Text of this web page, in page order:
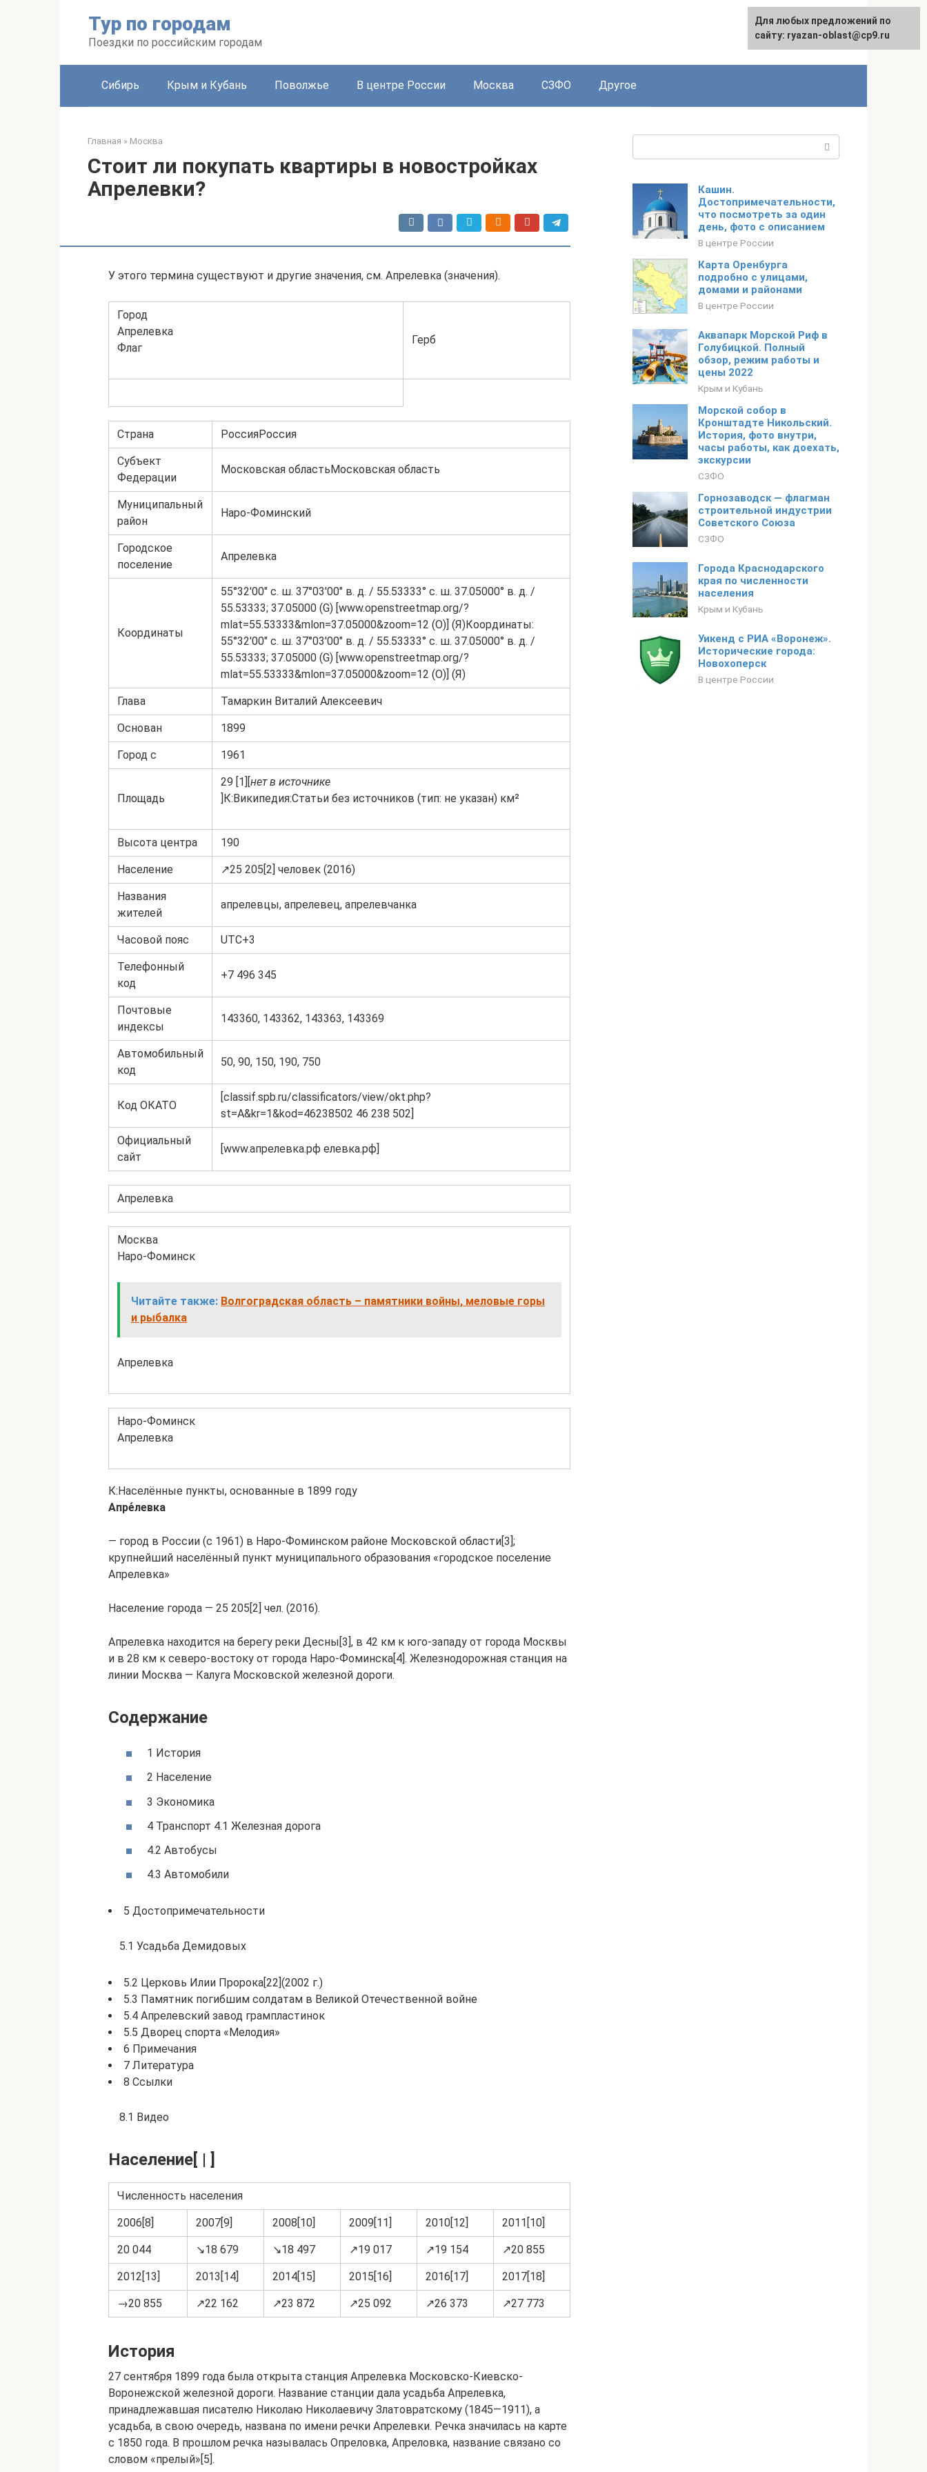
Тур по городам
Поездки по российским городам
Сибирь Крым и Кубань Поволжье В центре России Москва СЗФО Другое
Главная » Москва
Стоит ли покупать квартиры в новостройках
Апрелевки?
У этого термина существуют и другие значения, см. Апрелевка (значения).
Город
Апрелевка
Флаг
Герб
Страна РоссияРоссия
Субъект
Федерации
Московская областьМосковская область
Муниципальный
район
Наро-Фоминский
Городское
поселение
Апрелевка
Координаты
55°32′00″ с. ш. 37°03′00″ в. д. / 55.53333° с. ш. 37.05000° в. д. /
55.53333; 37.05000 (G) [www.openstreetmap.org/?
mlat=55.53333&mlon=37.05000&zoom=12 (O)] (Я)Координаты:
55°32′00″ с. ш. 37°03′00″ в. д. / 55.53333° с. ш. 37.05000° в. д. /
55.53333; 37.05000 (G) [www.openstreetmap.org/?
mlat=55.53333&mlon=37.05000&zoom=12 (O)] (Я)
Глава Тамаркин Виталий Алексеевич
Основан 1899
Город с 1961
Площадь
29 [1][нет в источнике
]К:Википедия:Статьи без источников (тип: не указан) км²
Высота центра 190
Население ↗25 205[2] человек (2016)
Названия
жителей
апрелевцы, апрелевец, апрелевчанка
Часовой пояс UTC+3
Телефонный
код
+7 496 345
Почтовые
индексы
143360, 143362, 143363, 143369
Автомобильный
код
50, 90, 150, 190, 750
Код ОКАТО
[classif.spb.ru/classificators/view/okt.php?
st=A&kr=1&kod=46238502 46 238 502]
Официальный
сайт
[www.апрелевка.рф елевка.рф]
Апрелевка
Москва
Наро-Фоминск
Читайте также: Волгоградская область – памятники войны, меловые горы
и рыбалка
Апрелевка
Наро-Фоминск
Апрелевка
К:Населённые пункты, основанные в 1899 году
Апре́левка
— город в России (с 1961) в Наро-Фоминском районе Московской области[3];
крупнейший населённый пункт муниципального образования «городское поселение
Апрелевка»
Население города — 25 205[2] чел. (2016).
Апрелевка находится на берегу реки Десны[3], в 42 км к юго-западу от города Москвы
и в 28 км к северо-востоку от города Наро-Фоминска[4]. Железнодорожная станция на
линии Москва — Калуга Московской железной дороги.
Содержание
1 История
2 Население
3 Экономика
4 Транспорт 4.1 Железная дорога
4.2 Автобусы
4.3 Автомобили
5 Достопримечательности
5.1 Усадьба Демидовых
5.2 Церковь Илии Пророка[22](2002 г.)
5.3 Памятник погибшим солдатам в Великой Отечественной войне
5.4 Апрелевский завод грампластинок
5.5 Дворец спорта «Мелодия»
6 Примечания
7 Литература
8 Ссылки
8.1 Видео
Население[ | ]
Численность населения
2006[8] 2007[9] 2008[10] 2009[11] 2010[12] 2011[10]
20 044 ↘18 679 ↘18 497 ↗19 017 ↗19 154 ↗20 855
2012[13] 2013[14] 2014[15] 2015[16] 2016[17] 2017[18]
→20 855 ↗22 162 ↗23 872 ↗25 092 ↗26 373 ↗27 773
История
27 сентября 1899 года была открыта станция Апрелевка Московско-Киевско-
Воронежской железной дороги. Название станции дала усадьба Апрелевка,
принадлежавшая писателю Николаю Николаевичу Златовратскому (1845—1911), а
усадьба, в свою очередь, названа по имени речки Апрелевки. Речка значилась на карте
с 1850 года. В прошлом речка называлась Опреловка, Апреловка, название связано со
словом «прелый»[5].
Кашин.
Достопримечательности,
что посмотреть за один
день, фото с описанием
В центре России
Карта Оренбурга
подробно с улицами,
домами и районами
В центре России
Аквапарк Морской Риф в
Голубицкой. Полный
обзор, режим работы и
цены 2022
Крым и Кубань
Морской собор в
Кронштадте Никольский.
История, фото внутри,
часы работы, как доехать,
экскурсии
СЗФО
Горнозаводск — флагман
строительной индустрии
Советского Союза
СЗФО
Города Краснодарского
края по численности
населения
Крым и Кубань
Уикенд с РИА «Воронеж».
Исторические города:
Новохоперск
В центре России
Для любых предложений по
сайту: ryazan-oblast@cp9.ru